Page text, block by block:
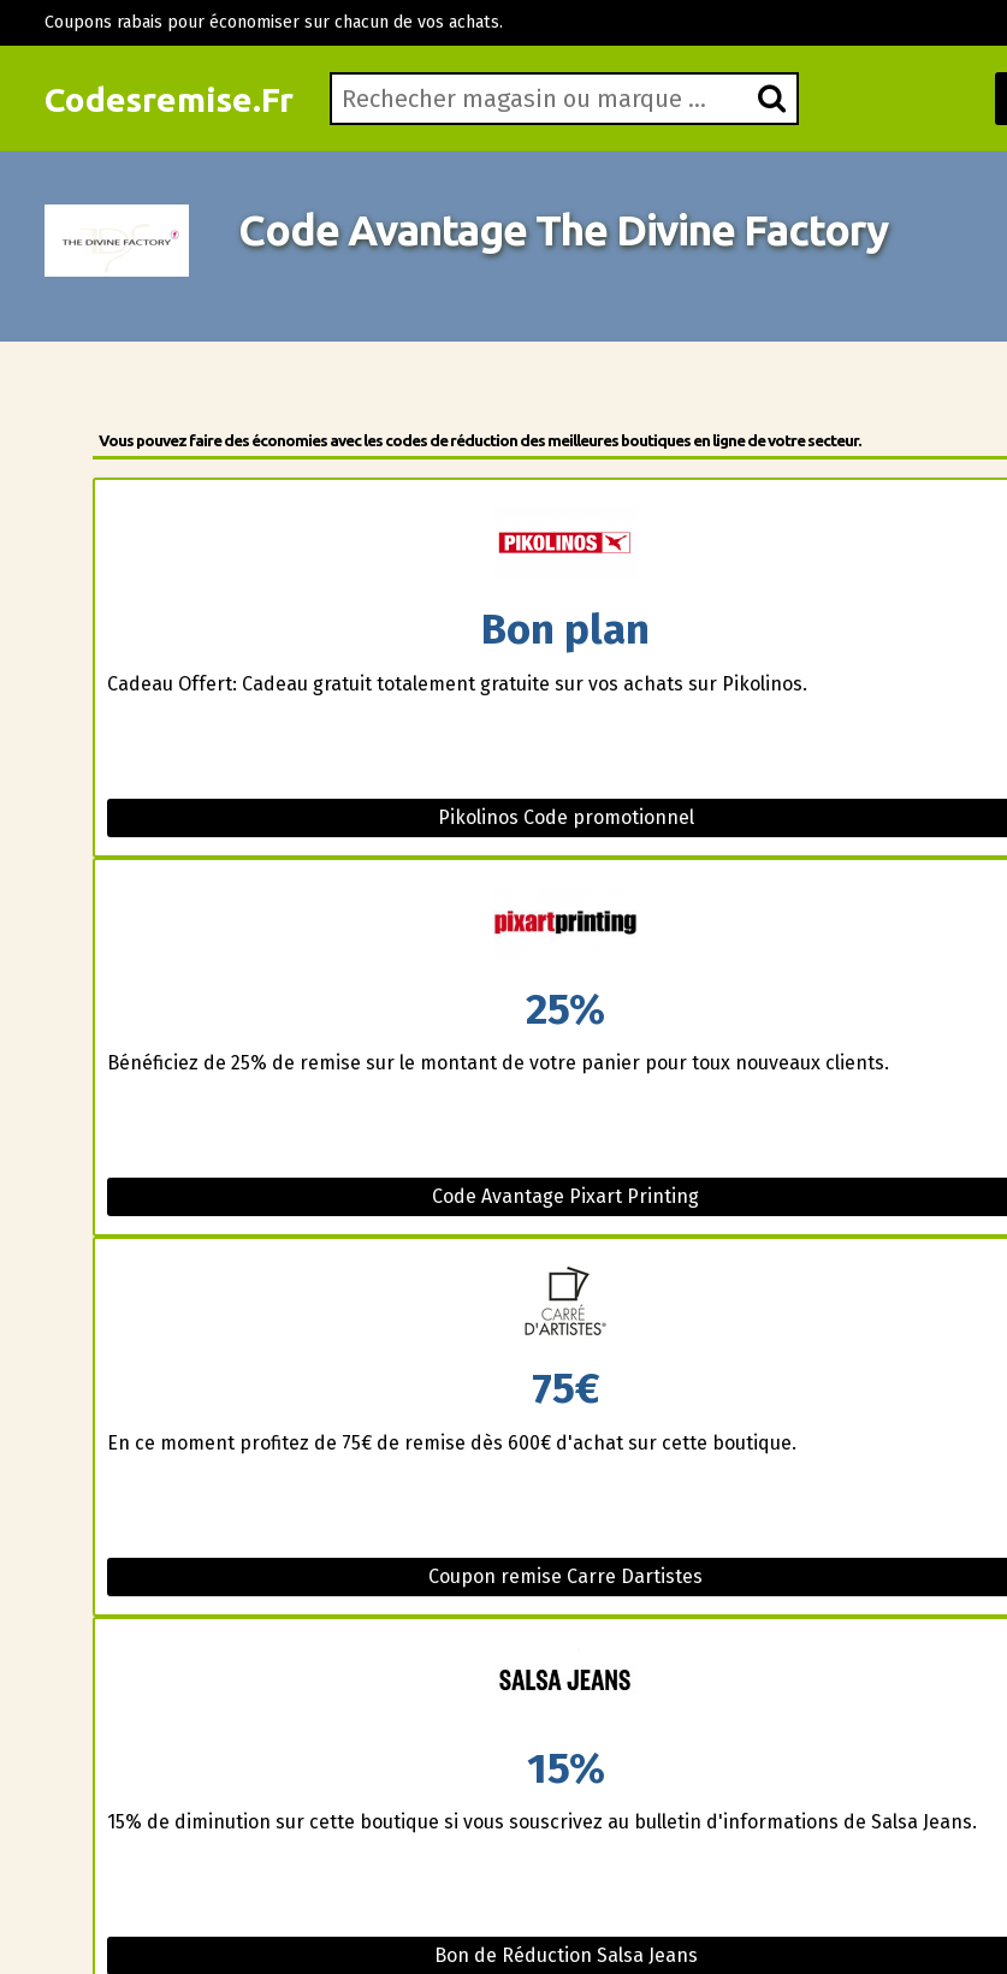
Codesremise.Fr
Coupons rabais pour économiser sur chacun de vos achats.
Code Avantage The Divine Factory
Vous pouvez faire des économies avec les codes de réduction des meilleures boutiques en ligne de votre secteur.
Bon plan
Cadeau Offert: Cadeau gratuit totalement gratuite sur vos achats sur Pikolinos.
Pikolinos Code promotionnel
25%
Bénéficiez de 25% de remise sur le montant de votre panier pour toux nouveaux clients.
Code Avantage Pixart Printing
75€
En ce moment profitez de 75€ de remise dès 600€ d'achat sur cette boutique.
Coupon remise Carre Dartistes
15%
15% de diminution sur cette boutique si vous souscrivez au bulletin d'informations de Salsa Jeans.
Bon de Réduction Salsa Jeans